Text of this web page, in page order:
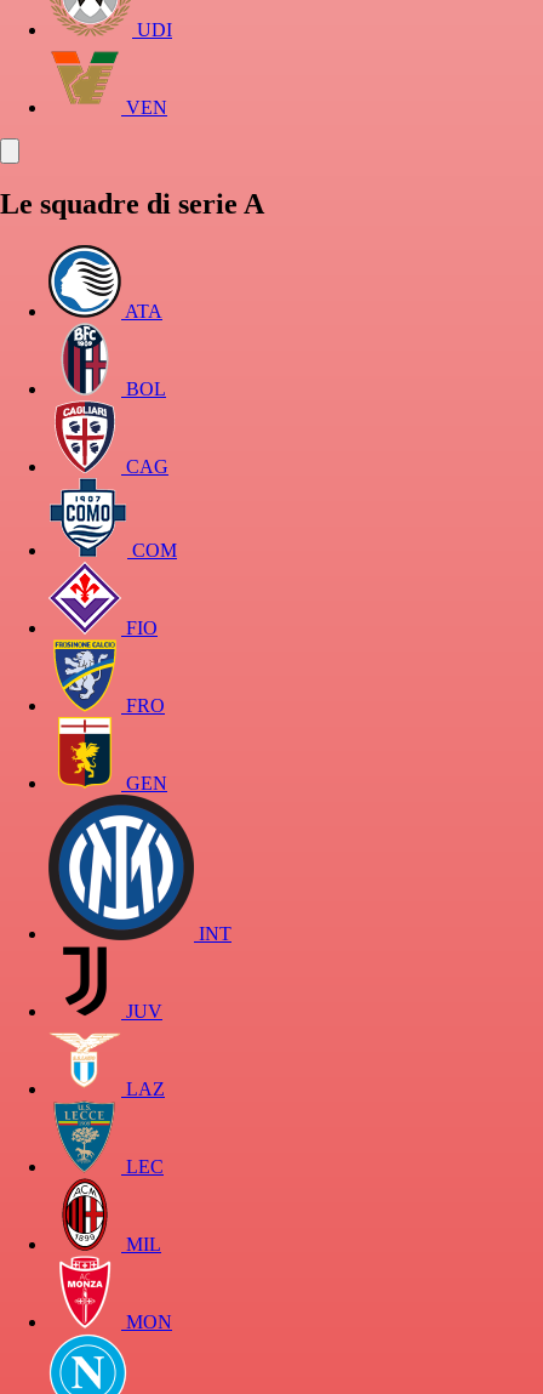
UDI
VEN
Le squadre di serie A
ATA
BOL
CAG
COM
FIO
FRO
GEN
INT
JUV
LAZ
LEC
MIL
MON